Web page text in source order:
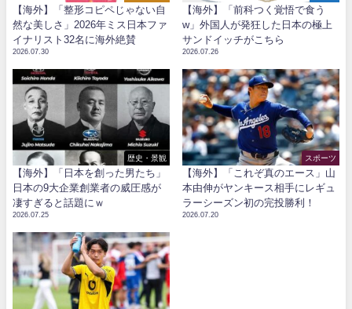
【海外】「整形コピペじゃない自
然な美しさ」2026年ミス日本ファ
イナリスト32名に海外絶賛
2026.07.30
【海外】「前科つく覚悟で食う
w」外国人が発狂した日本の極上
サンドイッチがこちら
2026.07.26
歴史・景観
【海外】「日本を創った男たち」
日本の9大企業創業者の威圧感が
凄すぎると話題にｗ
2026.07.25
スポーツ
【海外】「これぞ真のエース」山
本由伸がヤンキース相手にレギュ
ラーシーズン初の完投勝利！
2026.07.20